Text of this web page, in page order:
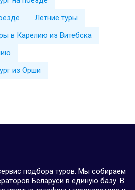
Летние туры
в Карелию из Витебска
из Орши
подбора туров. Мы собираем
Беларуси в единую базу. В